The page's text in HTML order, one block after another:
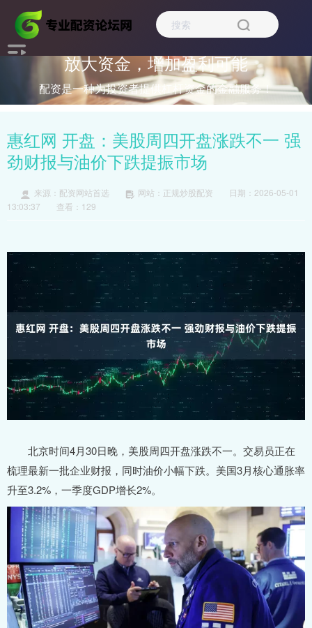
放大资金，增加盈利可能
配资是一种为投资者提供杠杆资金的金融服务！
惠红网 开盘：美股周四开盘涨跌不一 强
劲财报与油价下跌提振市场
来源：配资网站首选 网站：正规炒股配资
日期：2026-05-01
13:03:37
查看：129
北京时间4月30日晚，美股周四开盘涨跌不一。交易员正在
梳理最新一批企业财报，同时油价小幅下跌。美国3月核心通胀率
升至3.2%，一季度GDP增长2%。